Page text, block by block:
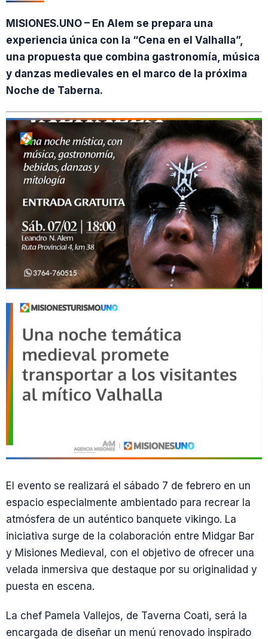
MISIONES.UNO – En Alem se prepara una
experiencia única con la “Cena en el Valhalla”,
una propuesta que combina gastronomía, música
y danzas medievales en el marco de la próxima
Noche de Taberna.
El evento se realizará el sábado 7 de febrero en un
espacio especialmente ambientado para recrear la
atmósfera de un auténtico banquete vikingo. La
iniciativa surge de la colaboración entre Midgar Bar
y Misiones Medieval, con el objetivo de ofrecer una
velada inmersiva que destaque por su originalidad y
puesta en escena.
La chef Pamela Vallejos, de Taverna Coati, será la
encargada de diseñar un menú renovado inspirado